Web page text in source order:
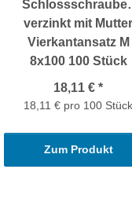
verzinkt mit Mutter
Vierkantansatz M
8x100 100 Stück
18,11 € *
18,11 € pro 100 Stück
Zum Produkt